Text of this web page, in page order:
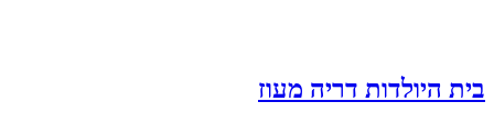
בית היולדות דריה מעוז